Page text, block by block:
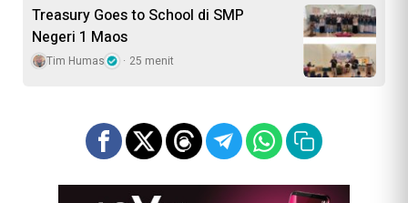
Treasury Goes to School di SMP
Negeri 1 Maos
Tim Humas 25 menit